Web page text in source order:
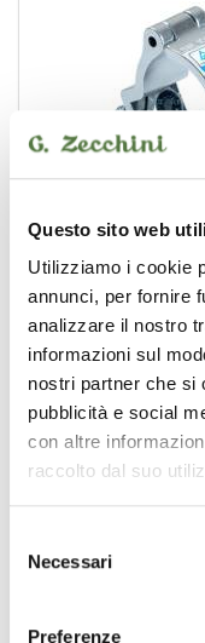
Questo sito web
Utilizziamo i cookie
annunci, per fornire
analizzare il nostro
informazioni sul
nostri partner che si
pubblicità e social
con altre
raccolto dal suo
delNecessari
Preferenze
CLC-50100S